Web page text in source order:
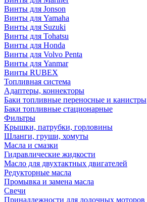
Винты для Jonson
Винты для Yamaha
Винты для Suzuki
Винты для Tohatsu
Винты для Honda
Винты для Volvo Penta
Винты для Yanmar
Винты RUBEX
Топливная система
Адаптеры, коннекторы
Баки топливные переносные и канистры
Баки топливные стационарные
Фильтры
Крышки, патрубки, горловины
Шланги, груши, хомуты
Масла и смазки
Гидравлические жидкости
Масло для двухтактных двигателей
Редукторные масла
Промывка и замена масла
Свечи
Принадлежности для лодочных моторов